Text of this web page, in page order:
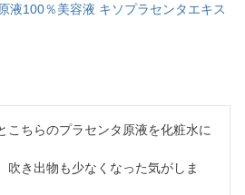
液100％美容液 キソプラセンタエキス
こちらのプラセンタ原液を化粧水に
吹き出物も少なくなった気がしま